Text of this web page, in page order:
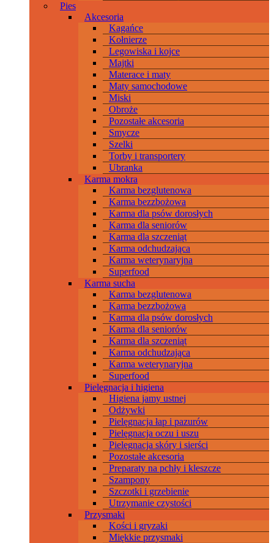
Pies
Akcesoria
Kagańce
Kołnierze
Legowiska i kojce
Majtki
Materace i maty
Maty samochodowe
Miski
Obroże
Pozostałe akcesoria
Smycze
Szelki
Torby i transportery
Ubranka
Karma mokra
Karma bezglutenowa
Karma bezzbożowa
Karma dla psów dorosłych
Karma dla seniorów
Karma dla szczeniąt
Karma odchudzająca
Karma weterynaryjna
Superfood
Karma sucha
Karma bezglutenowa
Karma bezzbożowa
Karma dla psów dorosłych
Karma dla seniorów
Karma dla szczeniąt
Karma odchudzająca
Karma weterynaryjna
Superfood
Pielęgnacja i higiena
Higiena jamy ustnej
Odżywki
Pielęgnacja łap i pazurów
Pielęgnacja oczu i uszu
Pielęgnacja skóry i sierści
Pozostałe akcesoria
Preparaty na pchły i kleszcze
Szampony
Szczotki i grzebienie
Utrzymanie czystości
Przysmaki
Kości i gryzaki
Miękkie przysmaki